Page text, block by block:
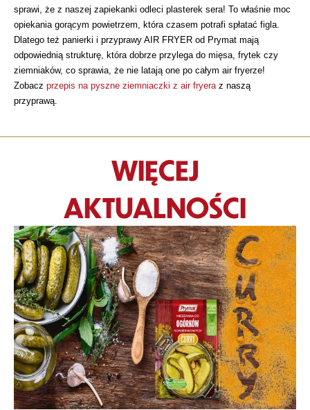
sprawi, że z naszej zapiekanki odleci plasterek sera! To właśnie moc
opiekania gorącym powietrzem, która czasem potrafi spłatać figla.
Dlatego też panierki i przyprawy AIR FRYER od Prymat mają
odpowiednią strukturę, która dobrze przylega do mięsa, frytek czy
ziemniaków, co sprawia, że nie latają one po całym air fryerze!
Zobacz przepis na pyszne ziemniaczki z air fryera z naszą
przyprawą.
WIĘCEJ
AKTUALNOŚCI